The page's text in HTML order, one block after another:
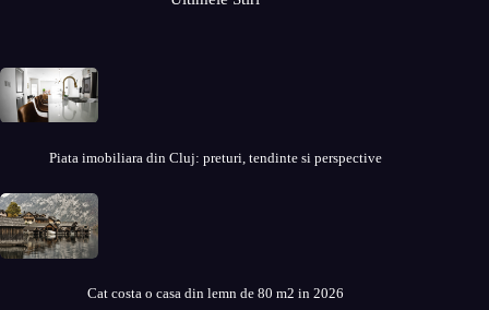
Piata imobiliara din Cluj: preturi, tendinte si perspective
Cat costa o casa din lemn de 80 m2 in 2026